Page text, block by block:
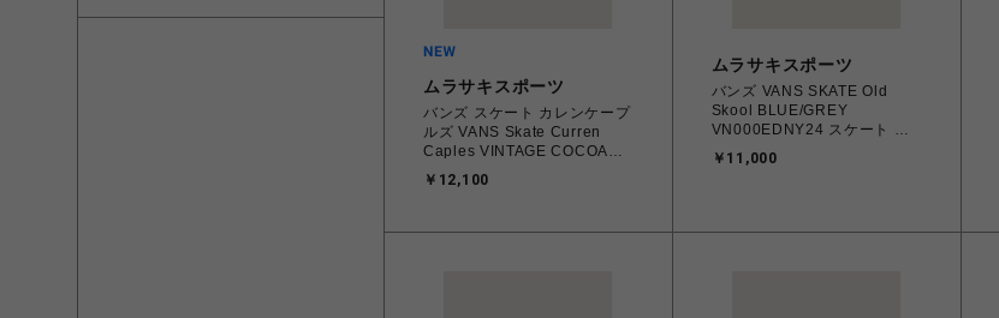
ムラサキスポーツ
バンズ スケート カレンケープ
ルズ VANS Skate Curren
Caples VINTAGE COCOA
VN0A5FCDB2U 26.0㎝～
28.0㎝ スニーカー メンズ シ
料無料 北海道/沖縄/離島を除
￥12,100
ムラサキスポーツ
バンズ VANS SKATE Old
Skool BLUE/GREY
VN000EDNY24 スケート ス
ケートオールドスクール 26.0
㎝～28.0㎝ スニーカー メンズ
￥11,000